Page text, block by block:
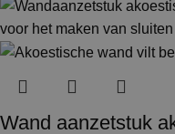
Wand aanzetstuk